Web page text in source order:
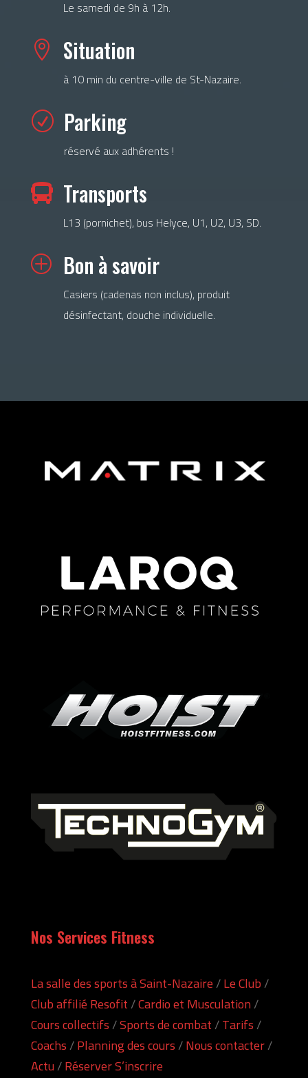
Le samedi de 9h à 12h.
 Situation
à 10 min du centre-ville de St-Nazaire.
R Parking
réservé aux adhérents !
 Transports
L13 (pornichet), bus Helyce, U1, U2, U3, SD.
P Bon à savoir
Casiers (cadenas non inclus), produit
désinfectant, douche individuelle.
Nos Services Fitness
La salle des sports à Saint-Nazaire/Le Club/
Club affilié Resofit/Cardio et Musculation/
Cours collectifs/Sports de combat/Tarifs/
Coachs/Planning des cours/Nous contacter/
Actu/Réserver S’inscrire